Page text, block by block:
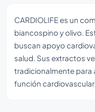
CARDIOLIFE es un
biancospino y olivo.
buscan apoyo
salud. Sus extractos
tradicionalmente para
función cardiovascular